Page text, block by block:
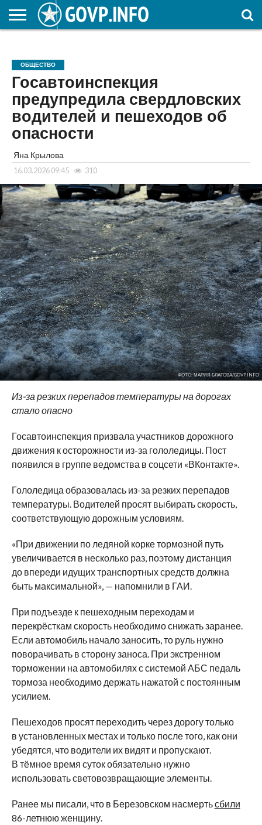
ОБРАЗОВАНИЕ
ОБЩЕСТВО
Госавтоинспекция
предупредила свердловских
водителей и пешеходов об
опасности
Яна Крылова
16.03.2026 09:45 310
ФОТО: МАРИЯ БЛАГОВА/GOVP.INFO
Из-за резких перепадов температуры на дорогах
стало опасно
Госавтоинспекция призвала участников дорожного
движения к осторожности из-за гололедицы. Пост
появился в группе ведомства в соцсети «ВКонтакте».
Гололедица образовалась из-за резких перепадов
температуры. Водителей просят выбирать скорость,
соответствующую дорожным условиям.
«При движении по ледяной корке тормозной путь
увеличивается в несколько раз, поэтому дистанция
до впереди идущих транспортных средств должна
быть максимальной», — напомнили в ГАИ.
При подъезде к пешеходным переходам и
перекрёсткам скорость необходимо снижать заранее.
Если автомобиль начало заносить, то руль нужно
поворачивать в сторону заноса. При экстренном
торможении на автомобилях с системой АБС педаль
тормоза необходимо держать нажатой с постоянным
усилием.
Пешеходов просят переходить через дорогу только
в установленных местах и только после того, как они
убедятся, что водители их видят и пропускают.
В тёмное время суток обязательно нужно
использовать световозвращающие элементы.
Ранее мы писали, что в Березовском насмертьсбили
86-летнюю женщину.